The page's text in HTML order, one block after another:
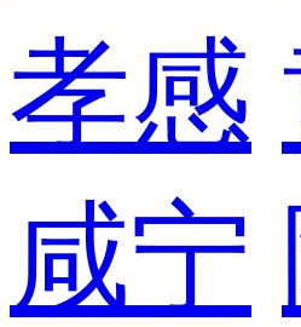
孝感
咸宁